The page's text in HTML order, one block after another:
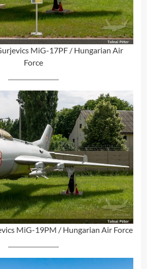
MiG-17PF / Hungarian Air
Force
MiG-19PM / Hungarian Air Force